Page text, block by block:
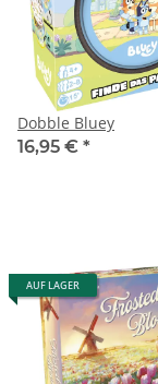
Dobble Bluey
16,95 € *
AUF LAGER